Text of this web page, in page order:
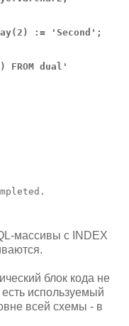
:= 'Second';
FROM dual'
массивы c INDEX
блок кода не
используемый
всей схемы - в